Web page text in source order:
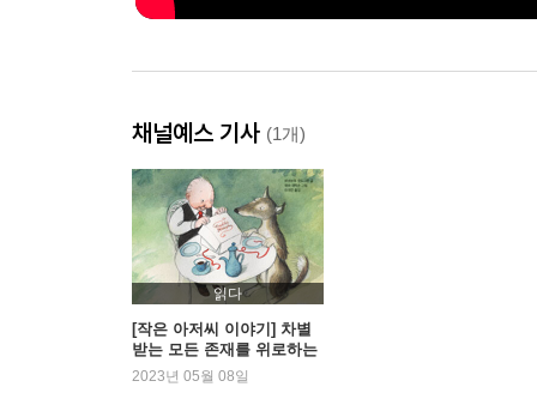
채널예스 기사 (1개)
읽다
[작은 아저씨 이야기] 차별
받는 모든 존재를 위로하는
그림책
2023년 05월 08일